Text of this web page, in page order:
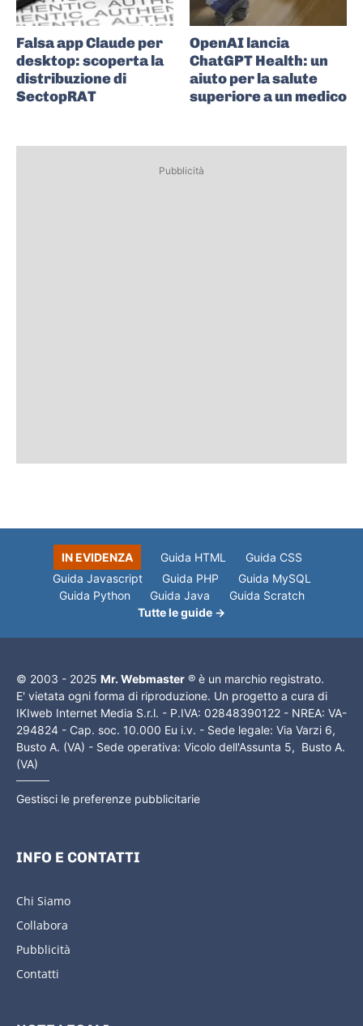
Falsa app Claude per
desktop: scoperta la
distribuzione di
SectopRAT
OpenAI lancia
ChatGPT Health: un
aiuto per la salute
superiore a un medico
Pubblicità
IN EVIDENZA Guida HTML
Guida CSS
Guida Javascript
Guida PHP
Guida MySQL
Guida Python
Guida Java
Guida Scratch
Tutte le guide →
© 2003 - 2025 Mr. Webmaster ® è un marchio registrato.
E' vietata ogni forma di riproduzione. Un progetto a cura di
IKIweb Internet Media S.r.l. - P.IVA: 02848390122 - NREA: VA-
294824 - Cap. soc. 10.000 Eu i.v. - Sede legale: Via Varzi 6,
Busto A. (VA) - Sede operativa: Vicolo dell'Assunta 5, Busto A.
(VA)
Gestisci le preferenze pubblicitarie
INFO E CONTATTI
Chi Siamo
Collabora
Pubblicità
Contatti